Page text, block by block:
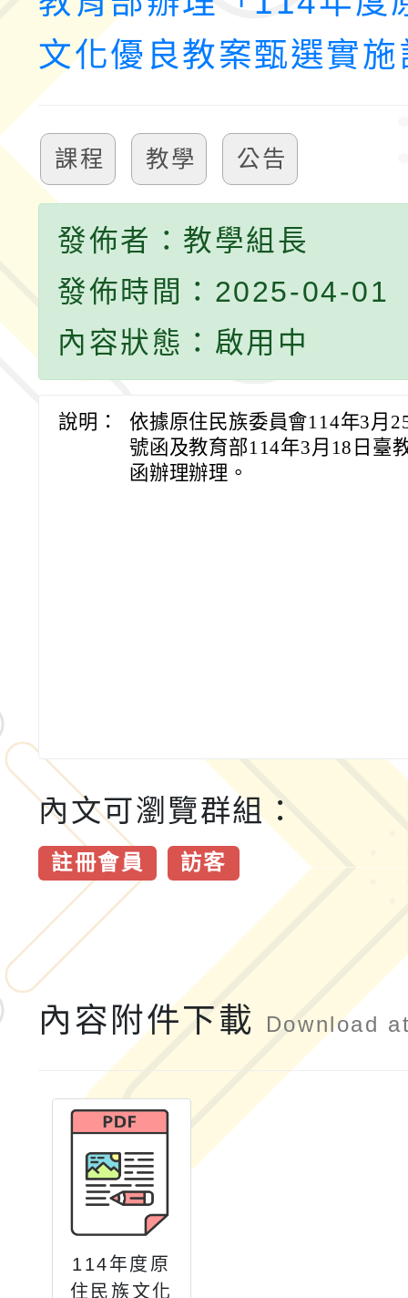
文化優良教案甄選實施
課程 教學 公告
發佈者：教學組長
發佈時間：2025-04-01
內容狀態：啟用中
說明：
依據原住民族委員會114年3月
號函及教育部114年3月18日臺
函辦理辦理。
內文可瀏覽群組：
註冊會員 訪客
內容附件下載 Download
114年度原
住民族文化